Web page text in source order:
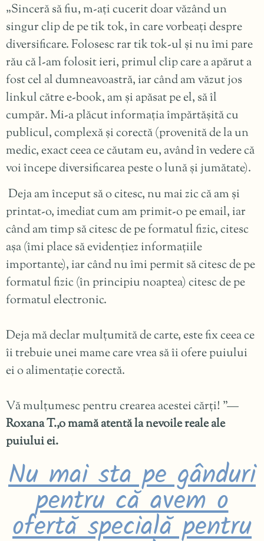
„Sinceră să fiu, m-ați cucerit doar văzând un
singur clip de pe tik tok, în care vorbeați despre
diversificare. Folosesc rar tik tok-ul şi nu îmi pare
rău că l-am folosit ieri, primul clip care a apărut a
fost cel al dumneavoastră, iar când am văzut jos
linkul către e-book, am şi apăsat pe el, să îl
cumpăr. Mi-a plăcut informația împărtăşită cu
publicul, complexă şi corectă (provenită de la un
medic, exact ceea ce căutam eu, având în vedere că
voi începe diversificarea peste o lună şi jumătate).
Deja am început să o citesc, nu mai zic că am şi
printat-o, imediat cum am primit-o pe email, iar
când am timp să citesc de pe formatul fizic, citesc
aşa (îmi place să evidențiez informațiile
importante), iar când nu îmi permit să citesc de pe
formatul fizic (în principiu noaptea) citesc de pe
formatul electronic.
Deja mă declar mulțumită de carte, este fix ceea ce
îi trebuie unei mame care vrea să îi ofere puiului
ei o alimentație corectă.
Vă mulțumesc pentru crearea acestei cărți! ”—
Roxana T.,o mamă atentă la nevoile reale ale
puiului ei.
Nu mai sta pe gânduri
pentru că avem o
ofertă specială pentru